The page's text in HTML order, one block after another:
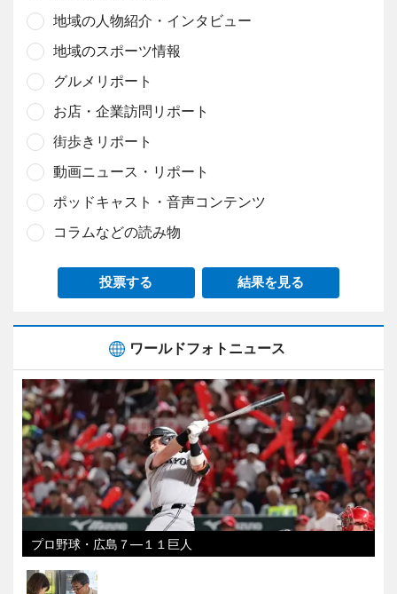
地域の人物紹介・インタビュー
地域のスポーツ情報
グルメリポート
お店・企業訪問リポート
街歩きリポート
動画ニュース・リポート
ポッドキャスト・音声コンテンツ
コラムなどの読み物
投票する 結果を見る
ワールドフォトニュース
プロ野球・広島７―１１巨人